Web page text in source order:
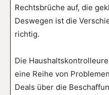
Rechtsbrüche auf, die
Deswegen ist die
richtig.
Die
eine Reihe von
Deals über die